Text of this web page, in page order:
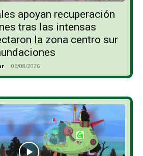
apoyan recuperación
tras las intensas
la zona centro sur
- 06/08/2026